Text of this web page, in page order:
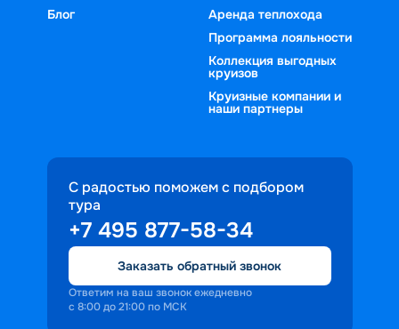
Блог
Аренда теплохода
Программа лояльности
Коллекция выгодных
круизов
Круизные компании и
наши партнеры
С радостью поможем с подбором
тура
+7 495 877-58-34
Заказать обратный звонок
Ответим на ваш звонок ежедневно
с 8:00 до 21:00 по МСК